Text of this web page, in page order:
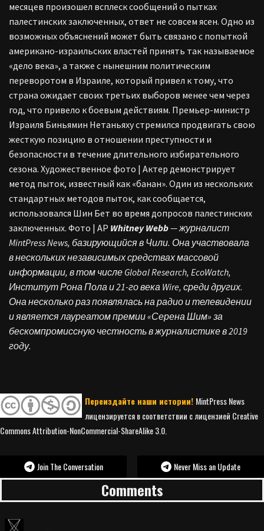
месяцев произошел всплеск сообщений о пытках
палестинских заключенных, ответ не совсем ясен. Одно из
возможных объяснений может быть связано с попыткой
американо-израильских властей принять так называемое
«дело века», а также с нынешним политическим
переворотом в Израиле, который привел к тому, что
страна ожидает своих третьих выборов менее чем через
год, что привело к боевым действиям. Премьер-министр
Израиля Биньямин Нетаньяху стремился продвигать свою
жесткую позицию в отношении преступности и
безопасности в течение длительного избирательного
сезона. Художественное фото | Актер демонстрирует
метод пыток, известный как «банан». Один из нескольких
стандартных методов пыток, как сообщается,
использовался Шин Бет во время допросов палестинских
заключенных. Фото | AP Whitney Webb— журналист
MintPress News, базирующийся в Чили. Она участвовала
в нескольких независимых средствах массовой
информации, в том числе Global Research, EcoWatch,
Институт Рона Пола и 21-го века Wire, среди других.
Она несколько раз появлялась на радио и телевидении
и является лауреатом премии «Серена Шим» за
бескомпромиссную честность в журналистике в 2019
году.
Переиздайте наши истории! MintPress News
лицензируется в соответствии с лицензией Creative
Commons Attribution-NonCommercial-ShareAlike 3.0.
Join The Conversation Never Miss an Update
Comments